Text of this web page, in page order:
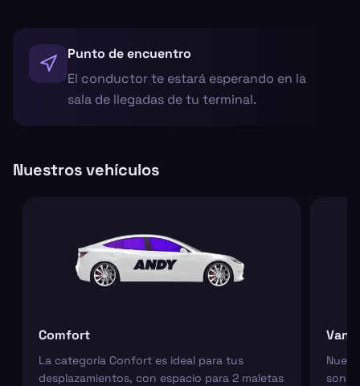
Punto de encuentro
El conductor te estará esperando en la
sala de llegadas de tu terminal.
Nuestros vehículos
Comfort
La categoría Confort es ideal para tus
desplazamientos, con espacio para 2 maletas
Van
son